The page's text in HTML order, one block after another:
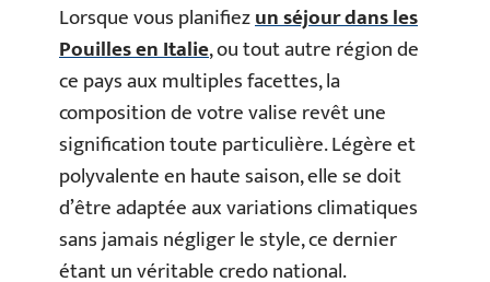
Lorsque vous planifiezun séjour dans les
Pouilles en Italie, ou tout autre région de
ce pays aux multiples facettes, la
composition de votre valise revêt une
signification toute particulière. Légère et
polyvalente en haute saison, elle se doit
d’être adaptée aux variations climatiques
sans jamais négliger le style, ce dernier
étant un véritable credo national.